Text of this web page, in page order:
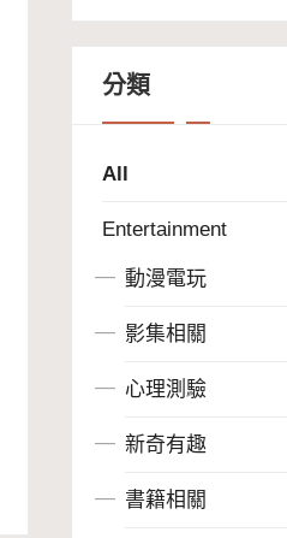
分類
All
Entertainment
動漫電玩
影集相關
心理測驗
新奇有趣
書籍相關